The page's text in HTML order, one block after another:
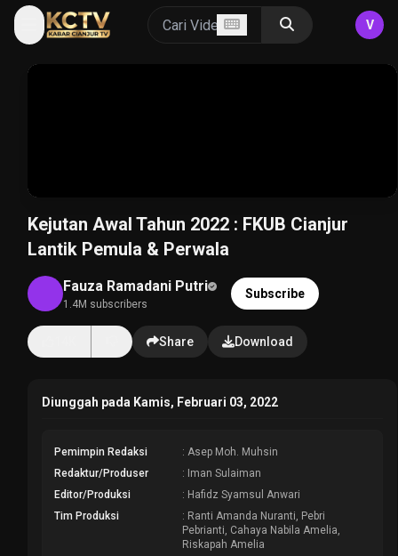
V
Kejutan Awal Tahun 2022 : FKUB Cianjur
Lantik Pemula & Perwala
Fauza Ramadani Putri
1.4M subscribers
Subscribe
Share Download
Diunggah pada Kamis, Februari 03, 2022
Pemimpin Redaksi
: Asep Moh. Muhsin
Redaktur/Produser
: Iman Sulaiman
Editor/Produksi
: Hafidz Syamsul Anwari
Tim Produksi
: Ranti Amanda Nuranti, Pebri
Pebrianti, Cahaya Nabila Amelia,
Riskapah Amelia